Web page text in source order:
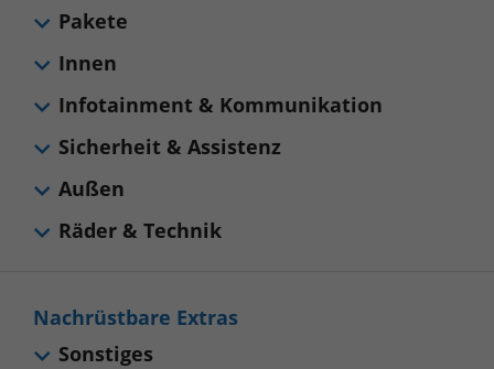
Pakete
Innen
Infotainment & Kommunikation
Sicherheit & Assistenz
Außen
Räder & Technik
Nachrüstbare Extras
Sonstiges